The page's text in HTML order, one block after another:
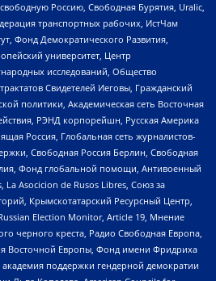
Россию, Свободная Бурятия, Uralic,
транспортных рабочих, ИстЧам
Фонд Демократического Развития,
университет, Центр
исследований, Общество
Свидетелей Иеговы, Гражданский
политики, Академическая сеть Восточная
РЭНД корпорейшн, Русская Америка
Россия, Глобальная сеть журналистов-
Свободная Россия Берлин, Свободная
Фонд глобальной помощи, Антивоенный
La Asocicion de Rusos Libres, Союз за
Крымскотатарский Ресурсный Центр,
Election Monitor, Article 19, Мнение
черного креста, Радио Свободная Европа,
Восточной Европы, Фонд имени Фридриха
поддержки гендерной демократии